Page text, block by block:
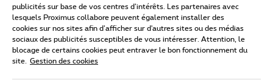
Tous droits réservés. © 2026
Conditions générales, info consommateur
publicités sur base de vos centres d’intérêts. Les partenaires avec
lesquels Proximus collabore peuvent également installer des
cookies sur nos sites afin d’afficher sur d'autres sites ou des médias
sociaux des publicités susceptibles de vous intéresser. Attention, le
blocage de certains cookies peut entraver le bon fonctionnement du
site.
Gestion des cookies